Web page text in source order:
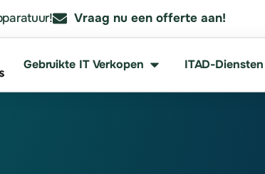
Vraag nu een offerte aan!
Gebruikte IT Verkopen ITAD-Diensten